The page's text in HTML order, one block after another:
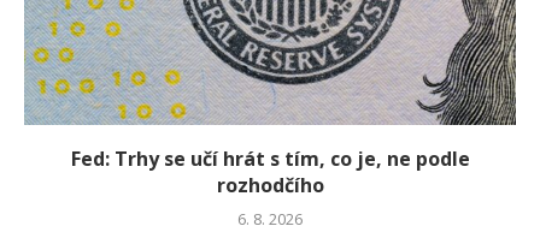
Fed: Trhy se učí hrát s tím, co je, ne podle
rozhodčího
6. 8. 2026